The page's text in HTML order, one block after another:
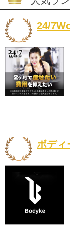
丁寧な接客だった
ボディメイクジム
歩3分圏内にあり
[ボディメイクジム
の口コミ]